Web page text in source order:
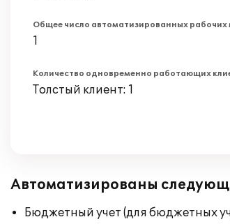
Общее число автоматизированных рабочих
1
Количество одновременно работающих
Толстый клиент: 1
Автоматизированы
Бюджетный учет (для бюджетных